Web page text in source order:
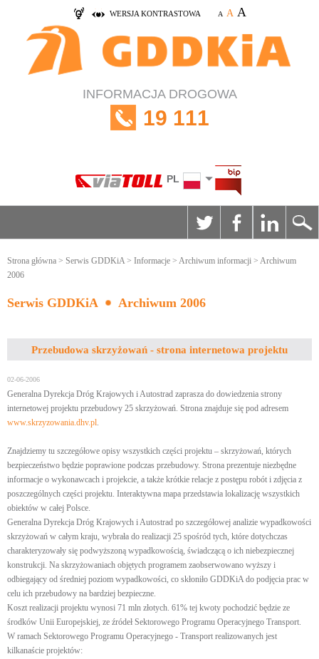
WERSJA KONTRASTOWA A A A
INFORMACJA DROGOWA
19 111
PL
Strona główna > Serwis GDDKiA> Informacje > Archiwum informacji > Archiwum
2006
Serwis GDDKiA Archiwum 2006
Przebudowa skrzyżowań - strona internetowa projektu
02-06-2006
Generalna Dyrekcja Dróg Krajowych i Autostrad zaprasza do dowiedzenia strony
internetowej projektu przebudowy 25 skrzyżowań. Strona znajduje się pod adresem
www.skrzyzowania.dhv.pl.
Znajdziemy tu szczegółowe opisy wszystkich części projektu – skrzyżowań, których
bezpieczeństwo będzie poprawione podczas przebudowy. Strona prezentuje niezbędne
informacje o wykonawcach i projekcie, a także krótkie relacje z postępu robót i zdjęcia z
poszczególnych części projektu. Interaktywna mapa przedstawia lokalizację wszystkich
obiektów w całej Polsce.
Generalna Dyrekcja Dróg Krajowych i Autostrad po szczegółowej analizie wypadkowości
skrzyżowań w całym kraju, wybrała do realizacji 25 spośród tych, które dotychczas
charakteryzowały się podwyższoną wypadkowością, świadczącą o ich niebezpiecznej
konstrukcji. Na skrzyżowaniach objętych programem zaobserwowano wyższy i
odbiegający od średniej poziom wypadkowości, co skłoniło GDDKiA do podjęcia prac w
celu ich przebudowy na bardziej bezpieczne.
Koszt realizacji projektu wynosi 71 mln złotych. 61% tej kwoty pochodzić będzie ze
środków Unii Europejskiej, ze źródeł Sektorowego Programu Operacyjnego Transport.
W ramach Sektorowego Programu Operacyjnego - Transport realizowanych jest
kilkanaście projektów: